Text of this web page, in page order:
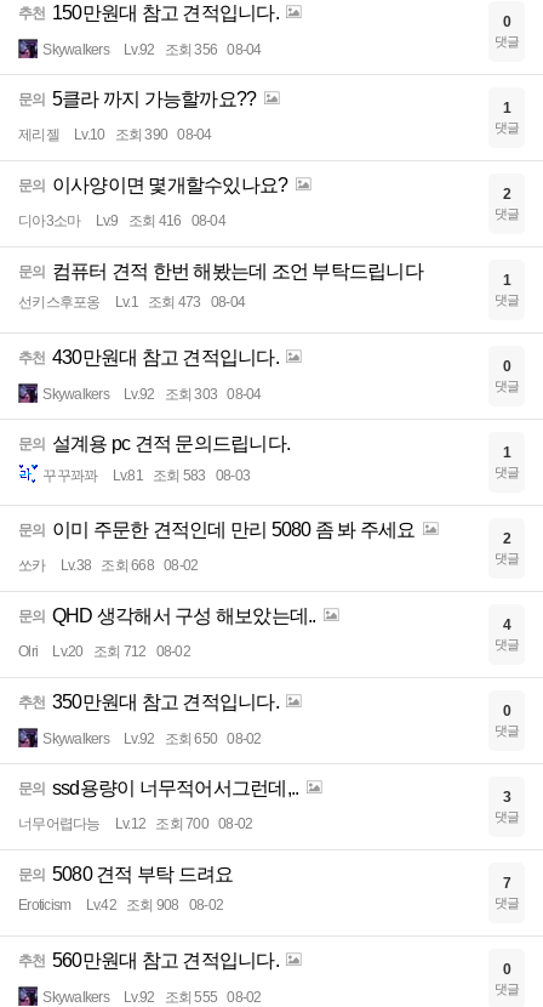
추천 150만원대 참고 견적입니다.
Skywalkers Lv.92 조회 356 08-04
0
댓글
문의 5클라 까지 가능할까요??
제리젤 Lv.10 조회 390 08-04
1
댓글
문의 이사양이면 몇개할수있나요?
디아3소마 Lv.9 조회 416 08-04
2
댓글
문의 컴퓨터 견적 한번 해봤는데 조언 부탁드립니다
선키스후포옹 Lv.1 조회 473 08-04
1
댓글
추천 430만원대 참고 견적입니다.
Skywalkers Lv.92 조회 303 08-04
0
댓글
문의 설계용 pc 견적 문의드립니다.
꾸꾸꽈꽈 Lv.81 조회 583 08-03
1
댓글
문의 이미 주문한 견적인데 만리 5080 좀 봐 주세요
쏘카 Lv.38 조회 668 08-02
2
댓글
문의 QHD 생각해서 구성 해보았는데..
Olri Lv.20 조회 712 08-02
4
댓글
추천 350만원대 참고 견적입니다.
Skywalkers Lv.92 조회 650 08-02
0
댓글
문의 ssd용량이 너무적어서그런데,..
너무어렵다능 Lv.12 조회 700 08-02
3
댓글
문의 5080 견적 부탁 드려요
Eroticism Lv.42 조회 908 08-02
7
댓글
추천 560만원대 참고 견적입니다.
Skywalkers Lv.92 조회 555 08-02
0
댓글